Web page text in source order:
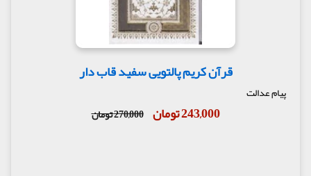
قرآن کریم پالتویی سفید قاب دار
پیام عدالت
243,000 تومان 270,000 تومان